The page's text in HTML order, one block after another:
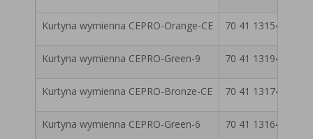
Kurtyna wymienna CEPRO-Orange-CE 70 41 131542
Kurtyna wymienna CEPRO-Green-9 70 41 131942
Kurtyna wymienna CEPRO-Bronze-CE 70 41 131742
Kurtyna wymienna CEPRO-Green-6 70 41 131642